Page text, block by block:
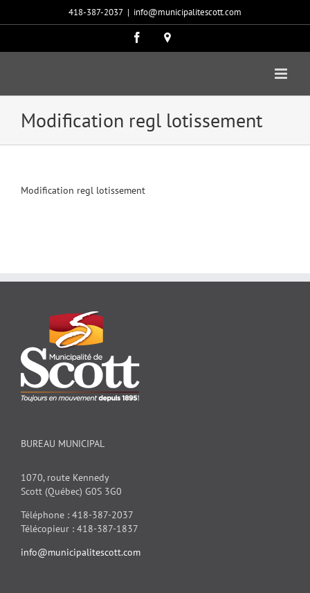
418-387-2037 | info@municipalitescott.com
Facebook
Carte
Modification regl lotissement
Modification regl lotissement
BUREAU MUNICIPAL
1070, route Kennedy
Scott (Québec) G0S 3G0
Téléphone : 418-387-2037
Télécopieur : 418-387-1837
info@municipalitescott.com